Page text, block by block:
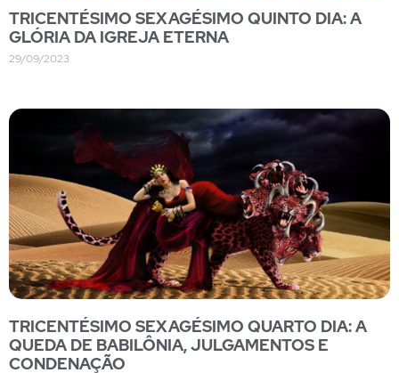
TRICENTÉSIMO SEXAGÉSIMO QUINTO DIA: A
GLÓRIA DA IGREJA ETERNA
29/09/2023
TRICENTÉSIMO SEXAGÉSIMO QUARTO DIA: A
QUEDA DE BABILÔNIA, JULGAMENTOS E
CONDENAÇÃO